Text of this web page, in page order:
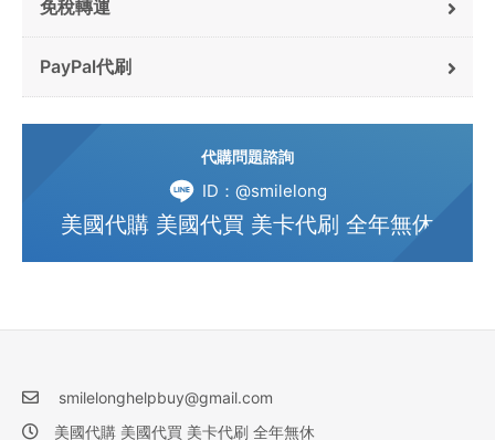
免稅轉運
PayPal代刷
代購問題諮詢
ID：@smilelong
美國代購 美國代買 美卡代刷 全年無休
smilelonghelpbuy@gmail.com
美國代購 美國代買 美卡代刷 全年無休